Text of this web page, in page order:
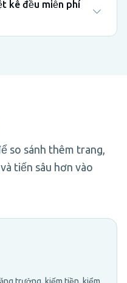
kê đều miễn phí
so sánh thêm trang,
tiến sâu hơn vào
trưởng, kiếm tiền, kiểm